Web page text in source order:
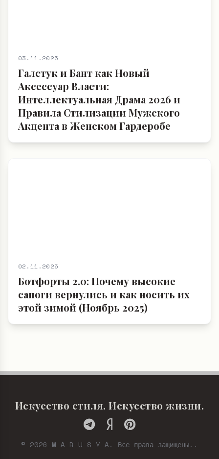
03.11.2025
Галстук и Бант как Новый
Аксессуар Власти:
Интеллектуальная Драма 2026 и
Правила Стилизации Мужского
Акцента в Женском Гардеробе
02.11.2025
Ботфорты 2.0: Почему высокие
сапоги вернулись и как носить их
этой зимой (Ноябрь 2025)
Искусство стиля. Искусство жизни.
© 2026 M A R U S Y A. Все права защищены..